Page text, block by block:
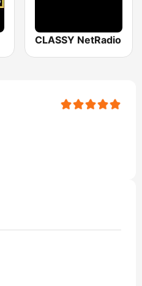
CLASSY NetRadio